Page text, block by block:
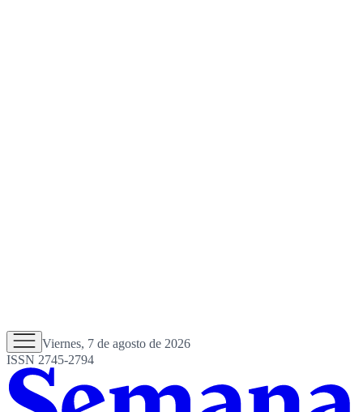
Viernes, 7 de agosto de 2026
ISSN 2745-2794